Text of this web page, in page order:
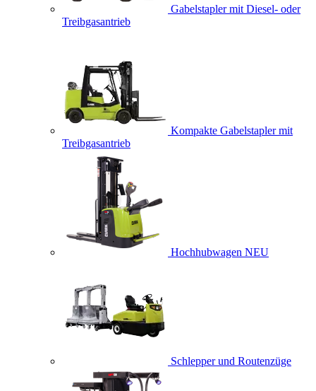
Gabelstapler mit Diesel- oder
Treibgasantrieb
Kompakte Gabelstapler mit
Treibgasantrieb
Hochhubwagen NEU
Schlepper und Routenzüge